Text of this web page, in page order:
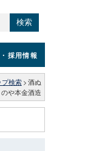
検索
・採用情報
プ検索 > 酒ぬ
のや本金酒造